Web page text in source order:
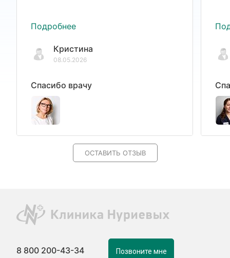
Подробнее
Кристина
08.05.2026
Спасибо врачу
ОСТАВИТЬ ОТЗЫВ
8 800 200-43-34 Позвоните мне